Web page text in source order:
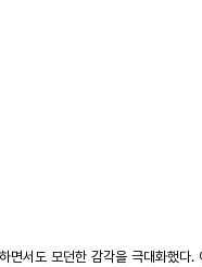
면서도 모던한 감각을 극대화했다.